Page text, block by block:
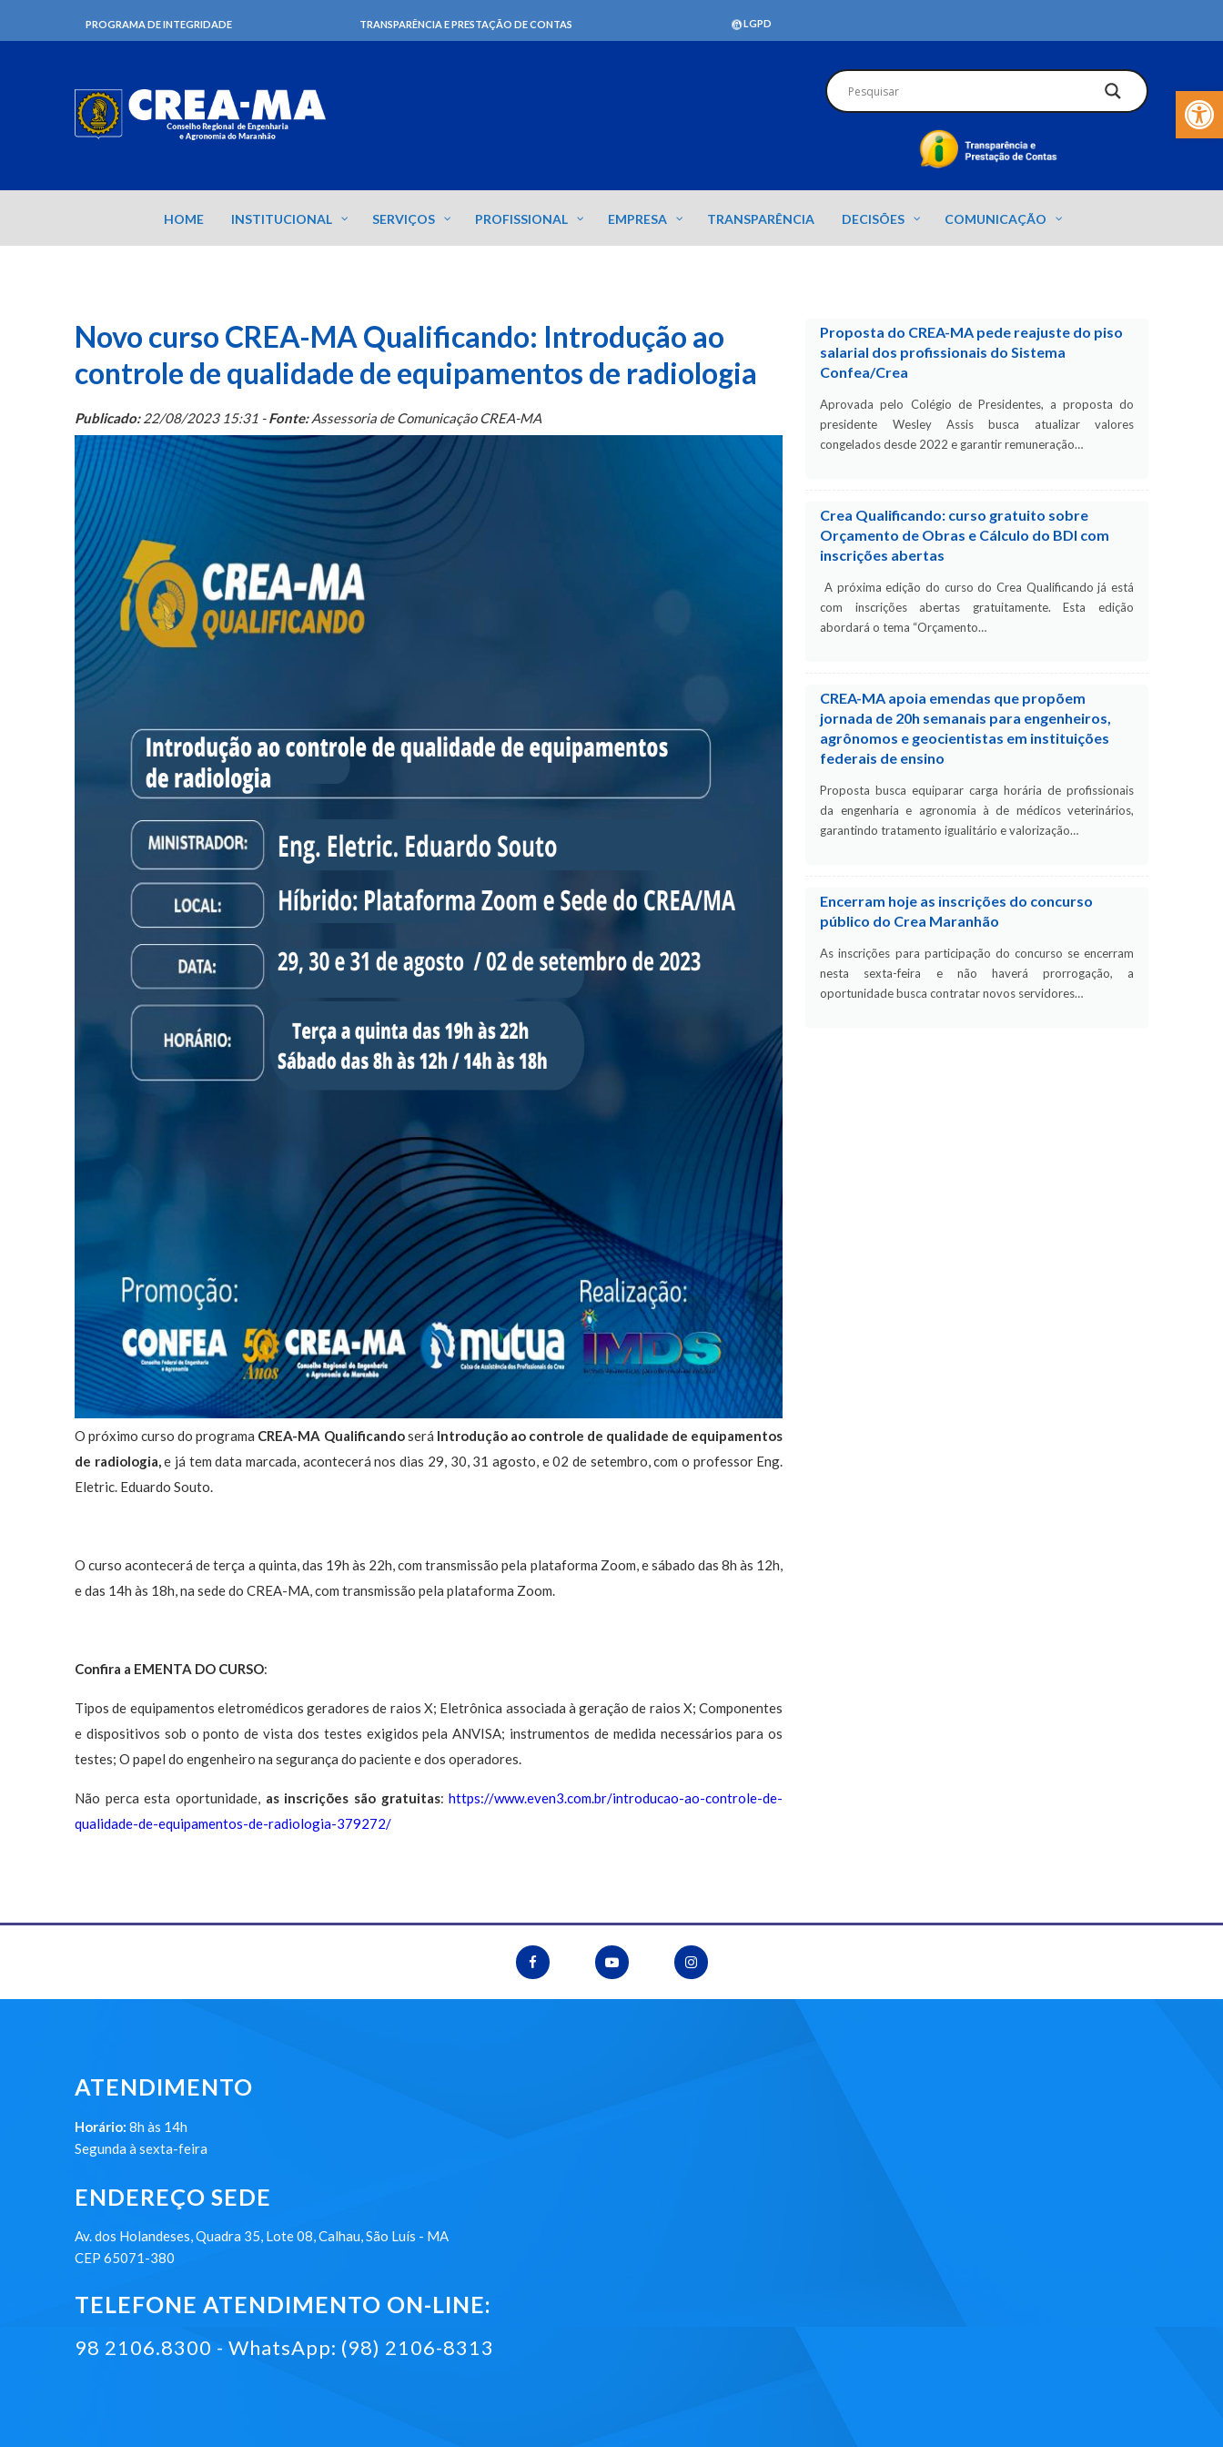
Barra de
PROGRAMA DE INTEGRIDADE TRANSPARÊNCIA E PRESTAÇÃO DE CONTAS LGPD
HOME INSTITUCIONAL SERVIÇOS PROFISSIONAL EMPRESA TRANSPARÊNCIA DECISÕES COMUNICAÇÃO
Novo curso CREA-MA Qualificando: Introdução ao
controle de qualidade de equipamentos de radiologia
Publicado:22/08/2023 15:31 -Fonte:Assessoria de Comunicação CREA-MA
O próximo curso do programa CREA-MA Qualificandoserá Introdução ao controle de qualidade de equipamentos
de radiologia,e já tem data marcada, acontecerá nos dias 29, 30, 31 agosto, e 02 de setembro, com o professor Eng.
Eletric. Eduardo Souto.
O curso acontecerá de terça a quinta, das 19h às 22h, com transmissão pela plataforma Zoom, e sábado das 8h às 12h,
e das 14h às 18h, na sede do CREA-MA, com transmissão pela plataforma Zoom.
Confira a EMENTA DO CURSO:
Tipos de equipamentos eletromédicos geradores de raios X; Eletrônica associada à geração de raios X; Componentes
e dispositivos sob o ponto de vista dos testes exigidos pela ANVISA; instrumentos de medida necessários para os
testes; O papel do engenheiro na segurança do paciente e dos operadores.
Não perca esta oportunidade, as inscrições são gratuitas:https://www.even3.com.br/introducao-ao-controle-de-
qualidade-de-equipamentos-de-radiologia-379272/
Proposta do CREA-MA pede reajuste do piso
salarial dos profissionais do Sistema
Confea/Crea
Aprovada pelo Colégio de Presidentes, a proposta do
presidente Wesley Assis busca atualizar valores
congelados desde 2022 e garantir remuneração…
Crea Qualificando: curso gratuito sobre
Orçamento de Obras e Cálculo do BDI com
inscrições abertas
A próxima edição do curso do Crea Qualificando já está
com inscrições abertas gratuitamente. Esta edição
abordará o tema “Orçamento…
CREA-MA apoia emendas que propõem
jornada de 20h semanais para engenheiros,
agrônomos e geocientistas em instituições
federais de ensino
Proposta busca equiparar carga horária de profissionais
da engenharia e agronomia à de médicos veterinários,
garantindo tratamento igualitário e valorização…
Encerram hoje as inscrições do concurso
público do Crea Maranhão
As inscrições para participação do concurso se encerram
nesta sexta-feira e não haverá prorrogação, a
oportunidade busca contratar novos servidores…
ATENDIMENTO
Horário: 8h às 14h
Segunda à sexta-feira
ENDEREÇO SEDE
Av. dos Holandeses, Quadra 35, Lote 08, Calhau, São Luís - MA
CEP 65071-380
TELEFONE ATENDIMENTO ON-LINE:
98 2106.8300 - WhatsApp: (98) 2106-8313